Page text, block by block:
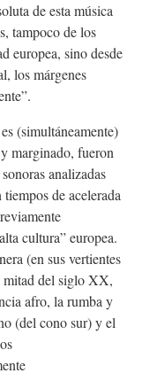
de esta música
tampoco de los
europea, sino desde
los márgenes
(simultáneamente)
marginado, fueron
analizadas
de acelerada
cultura” europea.
(en sus vertientes
mitad del siglo XX,
afro, la rumba y
(del cono sur) y el